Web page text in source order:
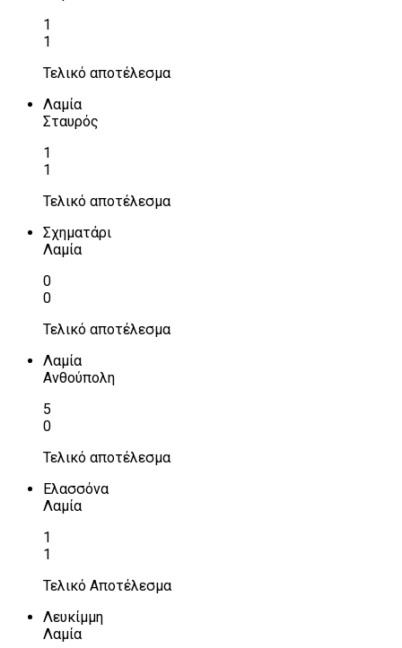
1
1
Τελικό αποτέλεσμα
Λαμία
Σταυρός
1
1
Τελικό αποτέλεσμα
Σχηματάρι
Λαμία
0
0
Τελικό αποτέλεσμα
Λαμία
Ανθούπολη
5
0
Τελικό αποτέλεσμα
Ελασσόνα
Λαμία
1
1
Τελικό Αποτέλεσμα
Λευκίμμη
Λαμία